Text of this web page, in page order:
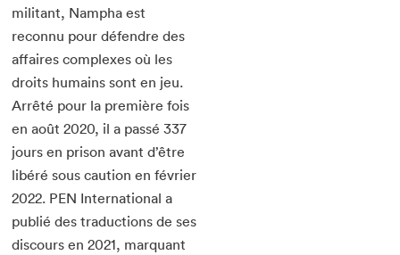
militant, Nampha est
reconnu pour défendre des
affaires complexes où les
droits humains sont en jeu.
Arrêté pour la première fois
en août 2020, il a passé 337
jours en prison avant d’être
libéré sous caution en février
2022. PEN International a
publié des traductions de ses
discours en 2021, marquant